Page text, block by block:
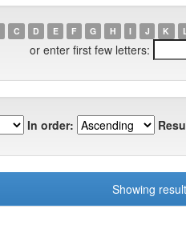
C D E F G H I J K
or enter first few letters:
In order:
Showing